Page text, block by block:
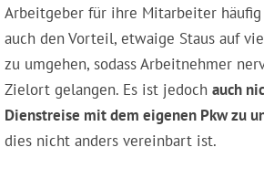
Arbeitgeber für ihre Mitarbeiter häufig
auch den Vorteil, etwaige Staus auf
zu umgehen, sodass Arbeitnehmer
Zielort gelangen. Es ist jedoch auch
Dienstreise mit dem eigenen Pkw zu
dies nicht anders vereinbart ist.